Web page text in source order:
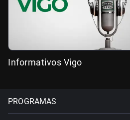
Informativos Vigo
PROGRAMAS